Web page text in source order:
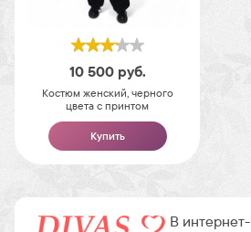
10 500 руб.
Костюм женский, черного
цвета с принтом
Купить
В